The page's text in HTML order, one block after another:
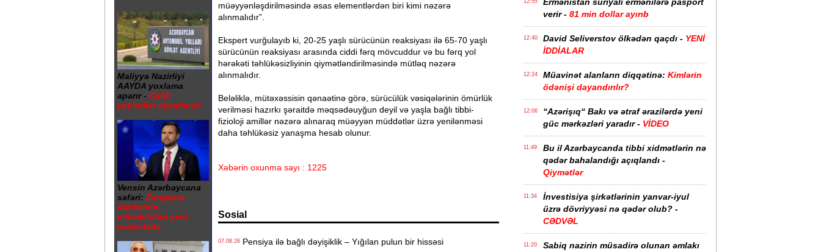
Maliyyə Nazirliyi
AAYDA yoxlama
aparır - Ciddi
yeyintilər aşkarlanıb
Vensin Azərbaycana
səfəri: Zəngəzur
dəhlizinin
müzakirələri yeni
mərhələdə
müəyyənləşdirilməsində əsas elementlərdən biri kimi nəzərə
alınmalıdır”.
Ekspert vurğulayıb ki, 20-25 yaşlı sürücünün reaksiyası ilə 65-70 yaşlı
sürücünün reaksiyası arasında ciddi fərq mövcuddur və bu fərq yol
hərəkəti təhlükəsizliyinin qiymətləndirilməsində mütləq nəzərə
alınmalıdır.
Beləliklə, mütəxəssisin qənaətinə görə, sürücülük vəsiqələrinin ömürlük
verilməsi hazırkı şəraitdə məqsədəuyğun deyil və yaşla bağlı tibbi-
fizioloji amillər nəzərə alınaraq müəyyən müddətlər üzrə yenilənməsi
daha təhlükəsiz yanaşma hesab olunur.
Xəbərin oxunma sayı : 1225
Sosial
07.08.26Pensiya ilə bağlı dəyişiklik – Yığılan pulun bir hissəsi
12:55
verir - 81 min dollar ayırıb
12:40 David Seliverstov ölkədən qaçdı - YENİ
İDDİALAR
12:24 Müavinət alanların diqqətinə: Kimlərin
ödənişi dayandırılır?
12:06
“Azərişıq“ Bakı və ətraf ərazilərdə yeni
güc mərkəzləri yaradır - VİDEO
11:49
Bu il Azərbaycanda tibbi xidmətlərin nə
qədər bahalandığı açıqlandı -
Qiymətlər
11:34
İnvestisiya şirkətlərinin yanvar-iyul
üzrə dövriyyəsi nə qədər olub? -
CƏDVƏL
11:20
Sabiq nazirin müsadirə olunan əmlakı